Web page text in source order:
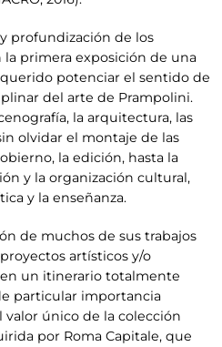
profundización de los
primera exposición de una
potenciar el sentido de
del arte de Prampolini.
la arquitectura, las
olvidar el montaje de las
la edición, hasta la
y la organización cultural,
y la enseñanza.
de muchos de sus trabajos
artísticos y/o
un itinerario totalmente
particular importancia
único de la colección
por Roma Capitale, que